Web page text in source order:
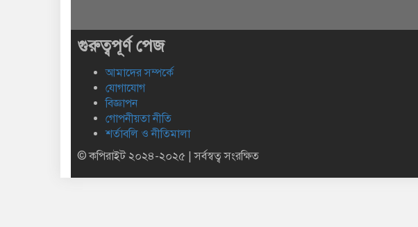
গুরুত্বপূর্ণ পেজ
আমাদের সম্পর্কে
যোগাযোগ
বিজ্ঞাপন
গোপনীয়তা নীতি
শর্তাবলি ও নীতিমালা
© কপিরাইট ২০২৪-২০২৫ | সর্বস্বত্ব সংরক্ষিত